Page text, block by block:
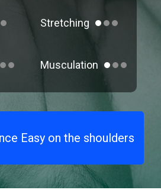
Stretching
Musculation
Easy on the shoulders